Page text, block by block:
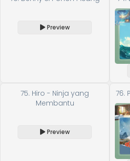
Preview
75. Hiro - Ninja yang
Membantu
Preview
76.